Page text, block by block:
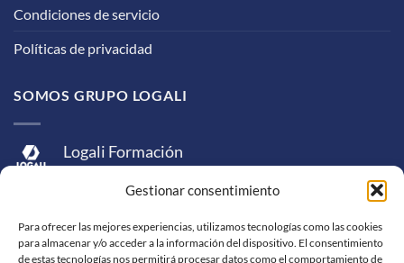
Gestionar consentimiento
Para ofrecer las mejores experiencias, utilizamos tecnologías como las cookies
para almacenar y/o acceder a la información del dispositivo. El consentimiento
de estas tecnologías nos permitirá procesar datos como el comportamiento de
Condiciones de servicio
Políticas de privacidad
SOMOS GRUPO LOGALI
Logali Formación
Logali Consultoría
Logali Ingeniería